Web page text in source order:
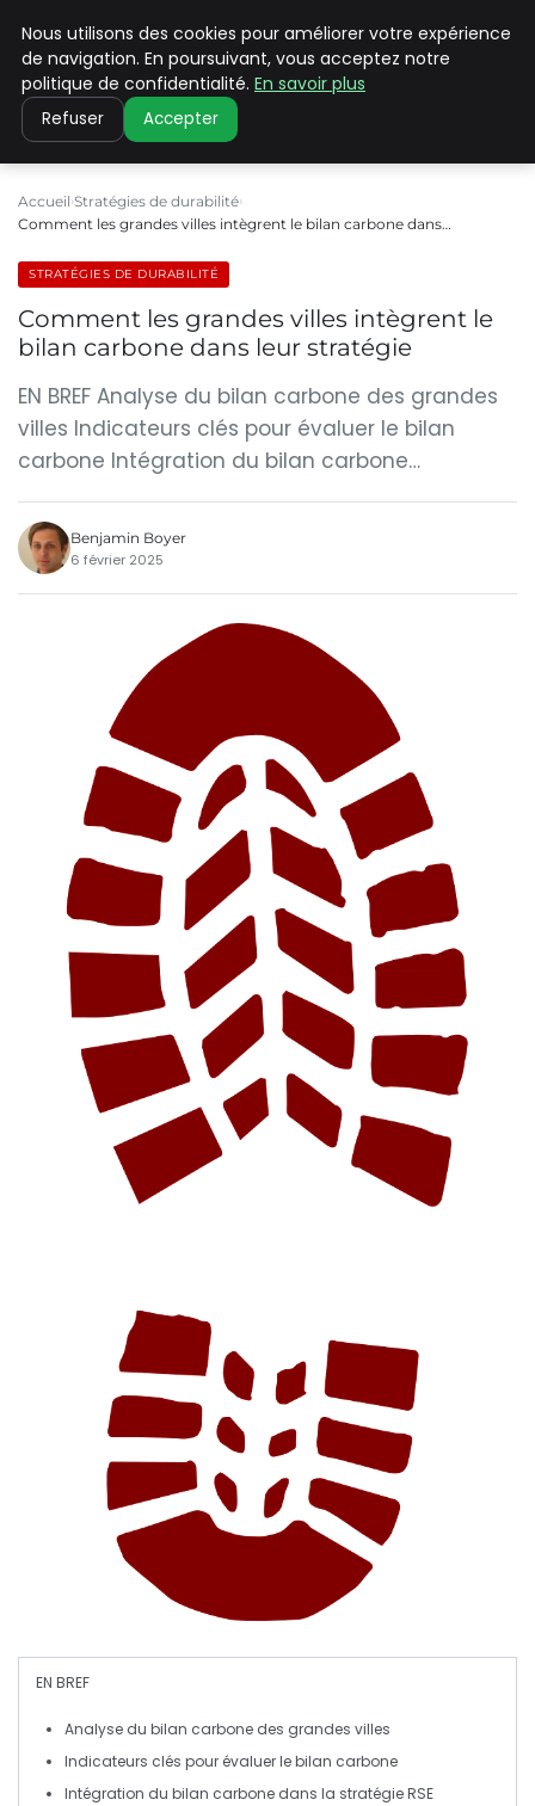
CLIMATE C ADVANCED
Accueil Stratégies de durabilité
Comment les grandes villes intègrent le bilan carbone dans…
STRATÉGIES DE DURABILITÉ
Comment les grandes villes intègrent le
bilan carbone dans leur stratégie
EN BREF Analyse du bilan carbone des grandes
villes Indicateurs clés pour évaluer le bilan
carbone Intégration du bilan carbone…
Benjamin Boyer
6 février 2025
EN BREF
Analyse du bilan carbone des grandes villes
Indicateurs clés pour évaluerlebilan carbone
Intégration du bilan carbone dans la stratégie RSE
Nous utilisons des cookies pour améliorer votre expérience
de navigation. En poursuivant, vous acceptez notre
politique de confidentialité. En savoir plus
Refuser Accepter